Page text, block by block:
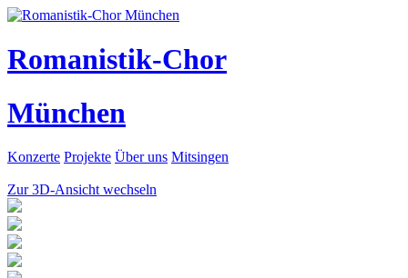
Romanistik-Chor
München
Konzerte Projekte Über uns Mitsingen
Zur 3D-Ansicht wechseln